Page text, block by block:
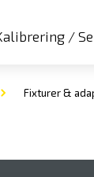
/
Fixturer &